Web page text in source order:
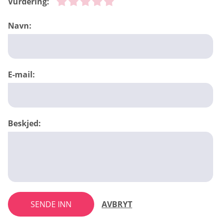
Navn:
E-mail:
Beskjed:
SENDE INN AVBRYT